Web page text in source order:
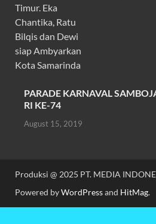
PARADE KARNAVAL
RI KE-74
August 15, 2019
Produksi @ 2025 PT. MEDIA
Powered byWordPressand HitMag.